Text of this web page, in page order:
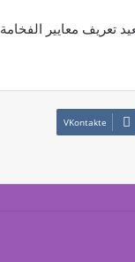
تعريف معايير الفخامة